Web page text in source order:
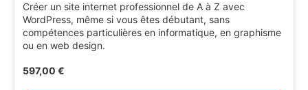
Créer un site internet professionnel de A à Z avec
WordPress, même si vous êtes débutant, sans
compétences particulières en informatique, en graphisme
ou en web design.
597,00 €